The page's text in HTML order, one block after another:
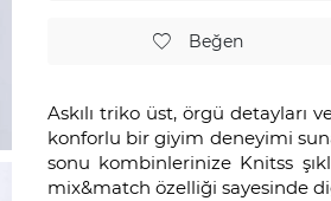
Beğen
Askılı triko üst, örgü detayları
konforlu bir giyim deneyimi
sonu kombinlerinize Knitss
mix&match özelliği sayesinde